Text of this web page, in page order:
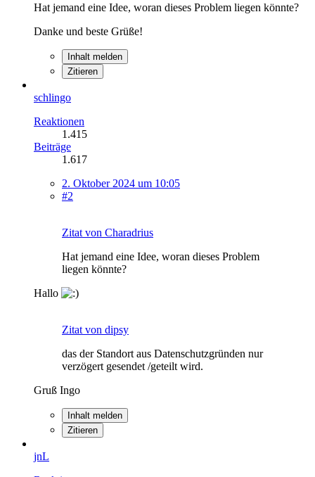
Hat jemand eine Idee, woran dieses Problem liegen könnte?
Danke und beste Grüße!
Inhalt melden
Zitieren
schlingo
Reaktionen
1.415
Beiträge
1.617
2. Oktober 2024 um 10:05
#2
Zitat von Charadrius
Hat jemand eine Idee, woran dieses Problem
liegen könnte?
Hallo
Zitat von dipsy
das der Standort aus Datenschutzgründen nur
verzögert gesendet /geteilt wird.
Gruß Ingo
Inhalt melden
Zitieren
jnL